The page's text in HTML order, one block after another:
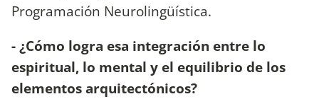
Programación Neurolingüística.
- ¿Cómo logra esa integración entre lo
espiritual, lo mental y el equilibrio de los
elementos arquitectónicos?